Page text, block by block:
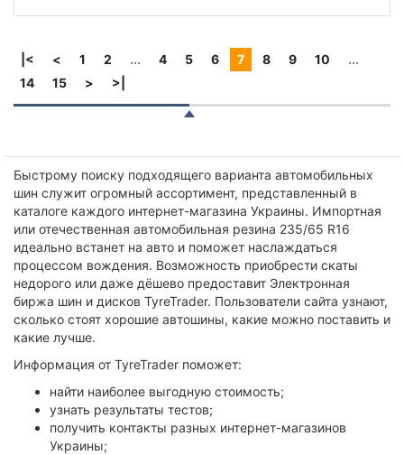
|< < 1 2 ... 4 5 6 7 8 9 10
...
14
15 > >|
Быстрому поиску подходящего варианта автомобильных
шин служит огромный ассортимент, представленный в
каталоге каждого интернет-магазина Украины. Импортная
или отечественная автомобильная резина 235/65 R16
идеально встанет на авто и поможет наслаждаться
процессом вождения. Возможность приобрести скаты
недорого или даже дёшево предоставит Электронная
биржа шин и дисков TyreTrader. Пользователи сайта узнают,
сколько стоят хорошие автошины, какие можно поставить и
какие лучше.
Информация от TyreTrader поможет:
найти наиболее выгодную стоимость;
узнать результаты тестов;
получить контакты разных интернет-магазинов
Украины;